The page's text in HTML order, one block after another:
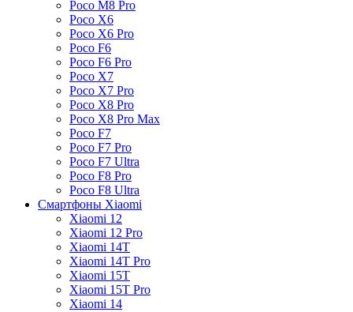
Poco M8 Pro
Poco X6
Poco X6 Pro
Poco F6
Poco F6 Pro
Poco X7
Poco X7 Pro
Poco X8 Pro
Poco X8 Pro Max
Poco F7
Poco F7 Pro
Poco F7 Ultra
Poco F8 Pro
Poco F8 Ultra
Смартфоны Xiaomi
Xiaomi 12
Xiaomi 12 Pro
Xiaomi 14T
Xiaomi 14T Pro
Xiaomi 15T
Xiaomi 15T Pro
Xiaomi 14